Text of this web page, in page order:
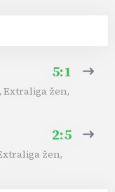
5:1
, Extraliga žen,
2:5
žen,